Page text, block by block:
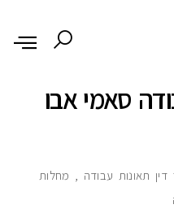
סאמי אבו
תאונות עבודה , מחלות